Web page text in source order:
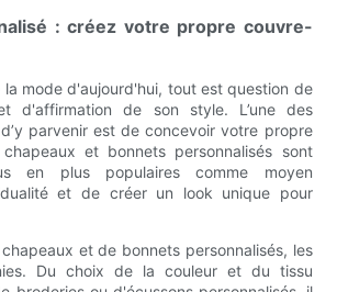
: créez votre propre couvre-
la mode d'aujourd'hui, tout est question de
d'affirmation de son style. L’une des
parvenir est de concevoir votre propre
et bonnets personnalisés sont
en plus populaires comme moyen
et de créer un look unique pour
et de bonnets personnalisés, les
Du choix de la couleur et du tissu